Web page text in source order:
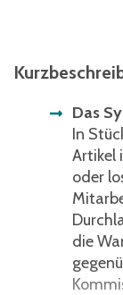
Das
In
Artikel
oder
die